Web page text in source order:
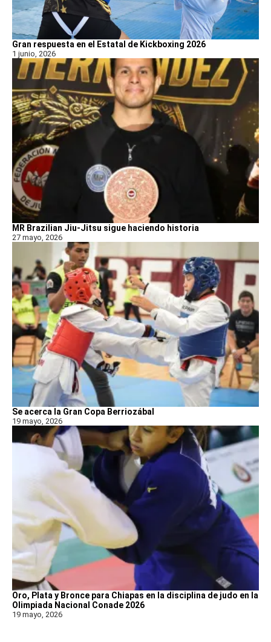
Gran respuesta en el Estatal de Kickboxing 2026
1 junio, 2026
MR Brazilian Jiu-Jitsu sigue haciendo historia
27 mayo, 2026
Se acerca la Gran Copa Berriozábal
19 mayo, 2026
Oro, Plata y Bronce para Chiapas en la disciplina de judo en la
Olimpiada Nacional Conade 2026
19 mayo, 2026